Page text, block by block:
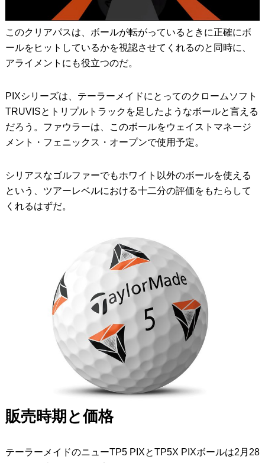
このクリアパスは、ボールが転がっているときに正確にボ
ールをヒットしているかを視認させてくれるのと同時に、
アライメントにも役立つのだ。
PIXシリーズは、テーラーメイドにとってのクロームソフト
TRUVISとトリプルトラックを足したようなボールと言える
だろう。ファウラーは、このボールをウェイストマネージ
メント・フェニックス・オープンで使用予定。
シリアスなゴルファーでもホワイト以外のボールを使える
という、ツアーレベルにおける十二分の評価をもたらして
くれるはずだ。
販売時期と価格
テーラーメイドのニューTP5 PIXとTP5X PIXボールは2月28